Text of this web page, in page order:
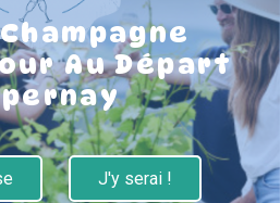
Au Départ
J'y serai !